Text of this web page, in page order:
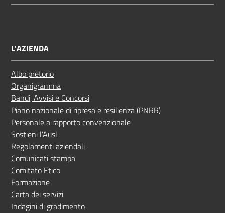
L'AZIENDA
Albo pretorio
Organigramma
Bandi, Avvisi e Concorsi
Piano nazionale di ripresa e resilienza (PNRR)
Personale a rapporto convenzionale
Sostieni l’Ausl
Regolamenti aziendali
Comunicati stampa
Comitato Etico
Formazione
Carta dei servizi
Indagini di gradimento